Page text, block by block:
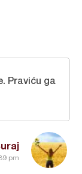
pm
Praviću ga